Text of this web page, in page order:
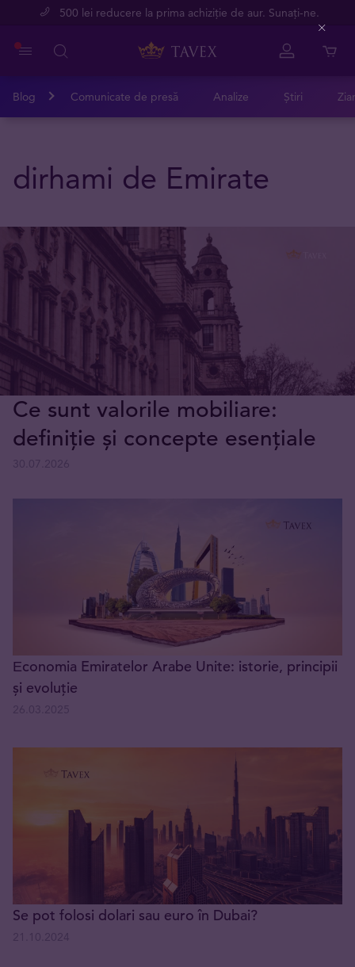
500 lei reducere la prima achiziție de aur. Sunați-ne.
Blog Comunicate de presă Analize Știri
dirhami de Emirate
Ce sunt valorile mobiliare:
definiție și concepte esențiale
Еconomia Emiratelor Arabe Unite: istorie, principii
și evoluție
Se pot folosi dolari sau euro în Dubai?
Close